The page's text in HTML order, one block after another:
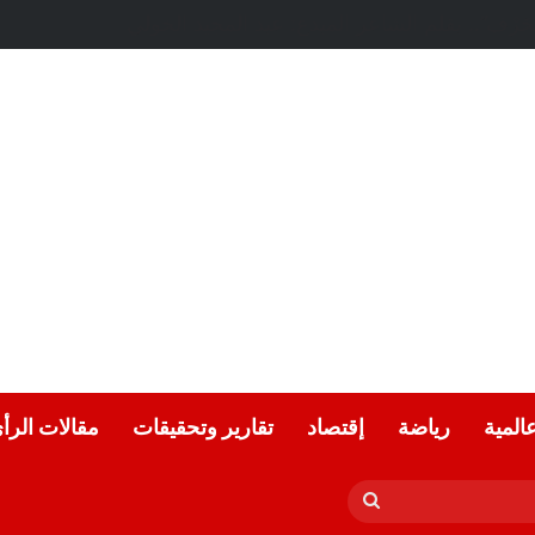
رياضة إقتصاد تقارير وتحقيقات مقالات
بحث